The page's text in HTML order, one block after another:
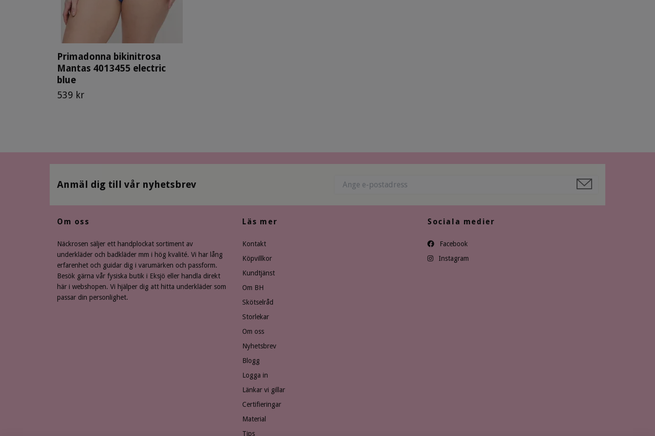
Primadonna bikinitrosa
Mantas 4013455 electric
blue
539 kr
Anmäl dig till vår nyhetsbrev
Om oss
Näckrosen säljer ett handplockat sortiment av
underkläder och badkläder mm i hög kvalité. Vi har lång
erfarenhet och guidar dig i varumärken och passform.
Besök gärna vår fysiska butik i Eksjö eller handla direkt
här i webshopen. Vi hjälper dig att hitta underkläder som
passar din personlighet.
Läs mer
Kontakt
Köpvillkor
Kundtjänst
Om BH
Skötselråd
Storlekar
Om oss
Nyhetsbrev
Blogg
Logga in
Länkar vi gillar
Certifieringar
Material
Tips
Sociala medier
Facebook
Instagram